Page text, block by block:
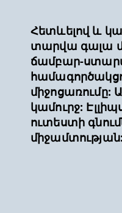
Հետևելով և
տարվա գալա
ճամբար-
միջոցառումը:
կամուրջ:
ուտեստի
միջամտության: